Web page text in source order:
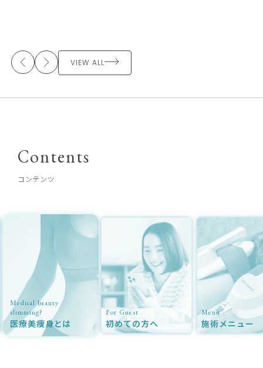
VIEW ALL
Contents
コンテンツ
Medical beauty
slimming?
医療美痩身とは
For Guest
初めての方へ
Menu
施術メニュー